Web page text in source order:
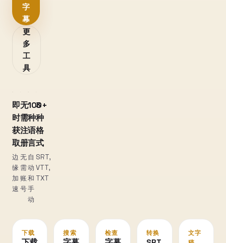
字
幕
更
多
工
具
即
时
获
取
边
缘
加
速
无
需
注
册
无
需
账
号
100+
种
语
言
自
动
和
手
动
3
种
格
式
SRT,
VTT,
TXT
下载 搜索 检查 转换
文字